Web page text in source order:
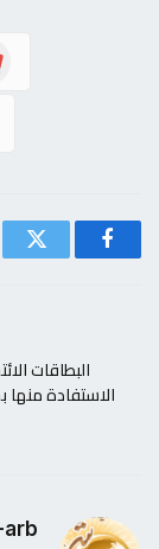
فيسبوكتويتر
البطاقات
الاستفادة